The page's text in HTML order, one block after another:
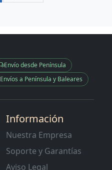
Envío desde Península
Envíos a Península y Baleares
Información
Nuestra Empresa
Soporte y Garantías
Aviso Legal